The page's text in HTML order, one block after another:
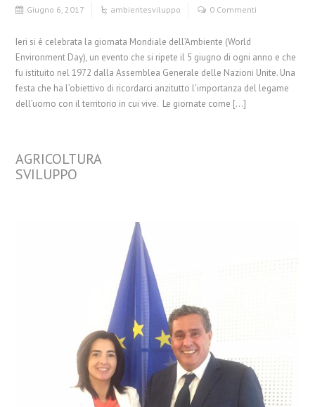
Giugno 6, 2017 ambientesviluppo 0 Commenti
Ieri si è celebrata la giornata Mondiale dell’Ambiente (World
Environment Day), un evento che si ripete il 5 giugno di ogni anno e che
fu istituito nel 1972 dalla Assemblea Generale delle Nazioni Unite. Una
festa che ha l’obiettivo di ricordarci anzitutto l’importanza del legame
dell’uomo con il territorio in cui vive. Le giornate come […]
AGRICOLTURA
SVILUPPO